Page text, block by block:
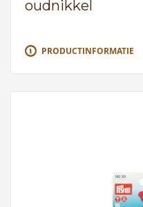
oudnikkel
PRODUCTINFORMATIE